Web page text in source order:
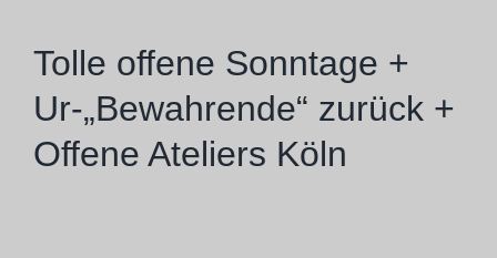
Tolle offene Sonntage +
Ur-„Bewahrende“ zurück +
Offene Ateliers Köln